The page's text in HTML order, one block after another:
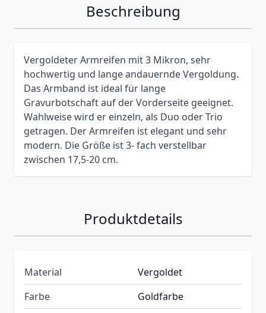
Beschreibung
Vergoldeter Armreifen mit 3 Mikron, sehr
hochwertig und lange andauernde Vergoldung.
Das Armband ist ideal für lange
Gravurbotschaft auf der Vorderseite geeignet.
Wahlweise wird er einzeln, als Duo oder Trio
getragen. Der Armreifen ist elegant und sehr
modern. Die Größe ist 3- fach verstellbar
zwischen 17,5-20 cm.
Produktdetails
Material
Vergoldet
Farbe
Goldfarbe